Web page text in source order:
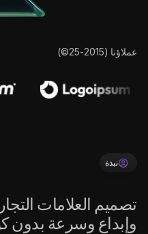
عملاؤنا (2015-25©)
نبذة
تصميم العلامات
وإبداع وسرعة بدون